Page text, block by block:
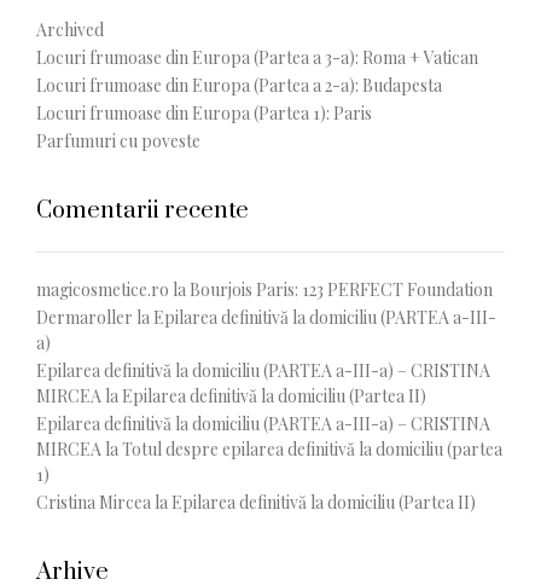
Archived
Locuri frumoase din Europa (Partea a 3-a): Roma + Vatican
Locuri frumoase din Europa (Partea a 2-a): Budapesta
Locuri frumoase din Europa (Partea 1): Paris
Parfumuri cu poveste
Comentarii recente
magicosmetice.ro la Bourjois Paris: 123 PERFECT Foundation
Dermaroller la Epilarea definitivă la domiciliu (PARTEA a-III-
a)
Epilarea definitivă la domiciliu (PARTEA a-III-a) – CRISTINA
MIRCEA la Epilarea definitivă la domiciliu (Partea II)
Epilarea definitivă la domiciliu (PARTEA a-III-a) – CRISTINA
MIRCEA laTotul despre epilarea definitivă la domiciliu (partea
1)
Cristina Mircea la Epilarea definitivă la domiciliu (Partea II)
Arhive